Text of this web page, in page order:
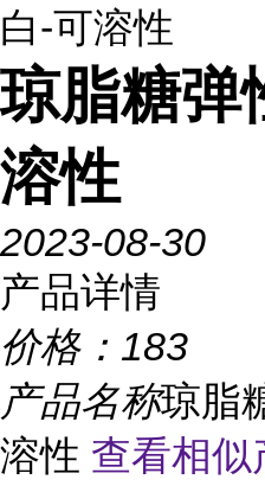
白-可溶性
琼脂糖弹
溶性
2023-08-30
产品详情
价格： 183
产品名称琼脂
溶性 查看相